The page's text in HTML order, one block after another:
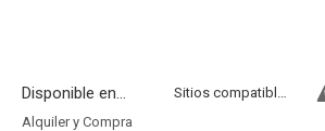
Disponible en...
Sitios compatibles
Alquiler y Compra